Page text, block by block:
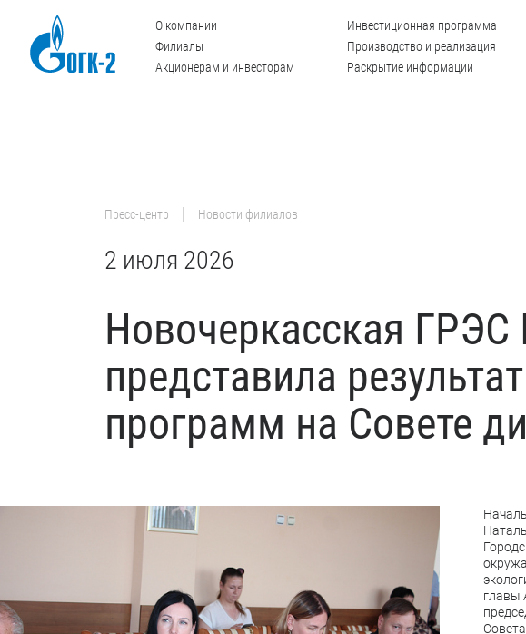
О компании
Филиалы
Акционерам и инвесторам
Инвестиционная программа
Производство и реализация
Раскрытие информации
Пресс-центр Новости филиалов
2 июля 2026
Новочеркасская
представила
программ на Совете
главы